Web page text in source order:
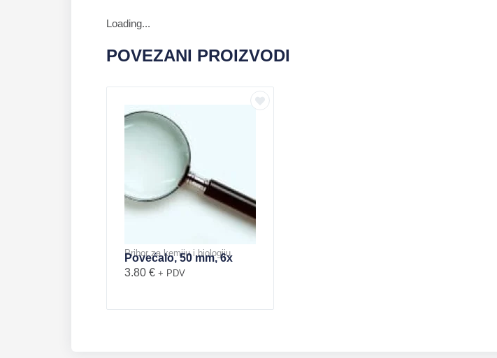
Loading...
POVEZANI PROIZVODI
Pribor za kemiju i biologiju
Povećalo, 50 mm, 6x
3.80 € + PDV